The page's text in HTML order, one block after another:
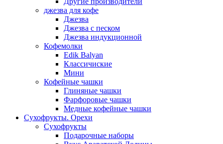
джезва для кофе
Джезва
Джезва с песком
Джезва индукционной
Кофемолки
Edik Balyan
Классичиские
Мини
Кофейные чашки
Глиняные чашки
Фарфоровые чашки
Медные кофейные чашки
Сухофрукты. Орехи
Сухофрукты
Подарочные наборы